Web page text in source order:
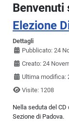
Benvenuti
Elezione
Dettagli
Pubblicato: 24
Creato: 24
Ultima modifica:
Visite: 1208
Nella seduta del
Sezione di Padova.